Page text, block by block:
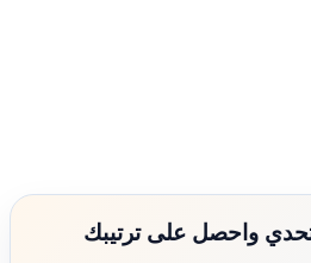
واحصل على ترتيبك